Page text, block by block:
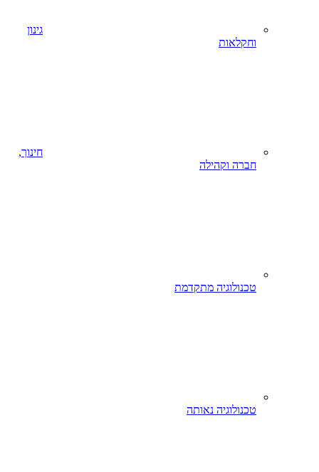
גינון
וחקלאות
חינוך,
חברה וקהילה
טכנולוגיה מתקדמת
טכנולוגיה נאותה